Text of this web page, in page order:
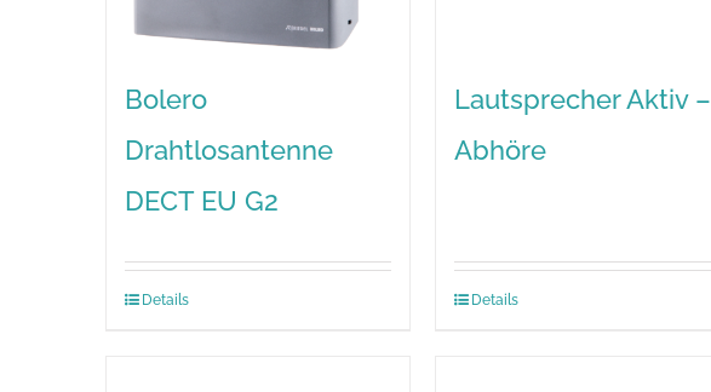
Bolero
Drahtlosantenne
DECT EU G2
Details
Lautsprecher Aktiv –
Abhöre
Details